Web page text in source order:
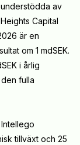
av
Capital
är en
om 1 mdSEK.
i årlig
fulla
tillväxt och 25